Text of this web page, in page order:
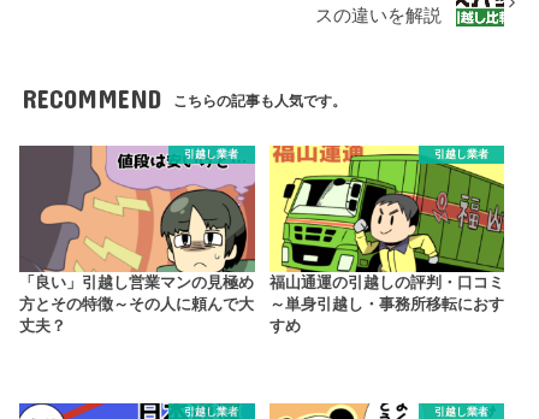
スの違いを解説
RECOMMEND こちらの記事も人気です。
引越し業者
「良い」引越し営業マンの見極め
方とその特徴～その人に頼んで大
丈夫？
引越し業者
福山通運の引越しの評判・口コミ
～単身引越し・事務所移転におす
すめ
引越し業者 引越し業者